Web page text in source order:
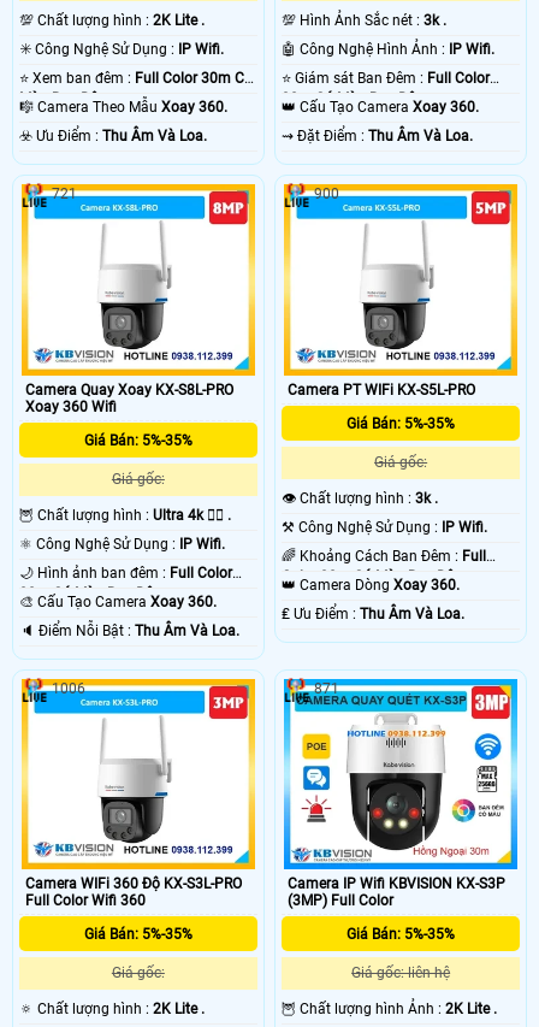
💯 Chất lượng hình : 2K Lite .
✳️ Công Nghệ Sử Dụng :
IP Wifi.
⭐ Xem ban đêm : Full Color 30m Có
Màu Ban Ðêm.
🎼️ Camera Theo Mẫu Xoay 360.
️☣️ Ưu Điểm : Thu Âm Và Loa.
💯 Hình Ảnh Sắc nét :3k .
🤖️ Công Nghệ Hình Ảnh :
IP Wifi.
⭐ Giám sát Ban Đêm : Full Color
30m Có Màu Ban Ðêm.
👑 Cấu Tạo CameraXoay 360.
️⇝ Đặt Điểm :Thu Âm Và Loa.
Camera Quay Xoay KX-S8L-PRO
Xoay 360 Wifi
Giá Bán: 5%-35%
Giá gốc:
🦉 Chất lượng hình : Ultra 4k 👍🏾 .
⚛️ Công Nghệ Sử Dụng : IP Wifi.
🌙 Hình ảnh ban đêm : Full Color
30m Có Màu Ban Ðêm.
🎨 Cấu Tạo Camera Xoay 360.
️🔈 Điểm Nỗi Bật : Thu Âm Và Loa.
721
Camera PT WIFi KX-S5L-PRO
Giá Bán: 5%-35%
Giá gốc:
👁 Chất lượng hình :3k .
⚒ Công Nghệ Sử Dụng : IP Wifi.
🌈 Khoảng Cách Ban Đêm : Full
Color 30m Có Màu Ban Ðêm.
👑 Camera DòngXoay 360.
️₤ Ưu Điểm :Thu Âm Và Loa.
900
Camera WIFi 360 Độ KX-S3L-PRO
Full Color Wifi 360
Giá Bán: 5%-35%
Giá gốc:
🔅 Chất lượng hình : 2K Lite .
1006
Camera IP Wifi KBVISION KX-S3P
(3MP) Full Color
Giá Bán: 5%-35%
Giá gốc: liên hệ
🦉 Chất lượng hình Ảnh :2K Lite .
871